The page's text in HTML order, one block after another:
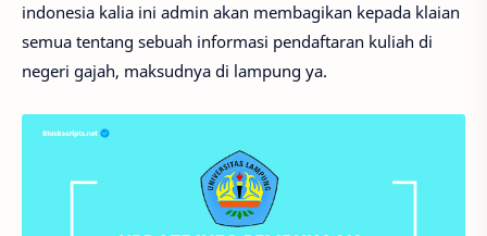
indonesia kalia ini admin akan membagikan kepada klaian
semua tentang sebuah informasi pendaftaran kuliah di
negeri gajah, maksudnya di lampung ya.